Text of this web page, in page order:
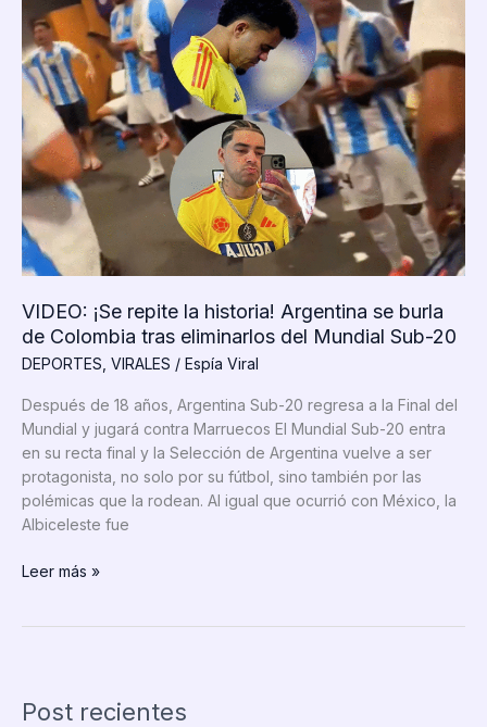
Argentina
se
burló
de
México
y
Colombia,
pero
Marruecos
les
dio
una
VIDEO: ¡Se repite la historia! Argentina se burla
de Colombia tras eliminarlos del Mundial Sub-20
DEPORTES VIRALES / Espía Viral
Después de 18 años, Argentina Sub-20 regresa a la Final del
Mundial y jugará contra Marruecos El Mundial Sub-20 entra
en su recta final y la Selección de Argentina vuelve a ser
protagonista, no solo por su fútbol, sino también por las
polémicas que la rodean. Al igual que ocurrió con México, la
Albiceleste fue
VIDEO:
se
Leer más »
Post recientes